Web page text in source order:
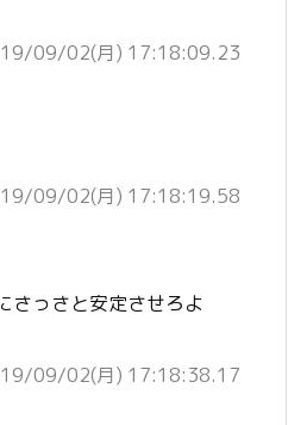
09/02(月) 17:18:09.23
09/02(月) 17:18:19.58
さっさと安定させろよ
09/02(月) 17:18:38.17